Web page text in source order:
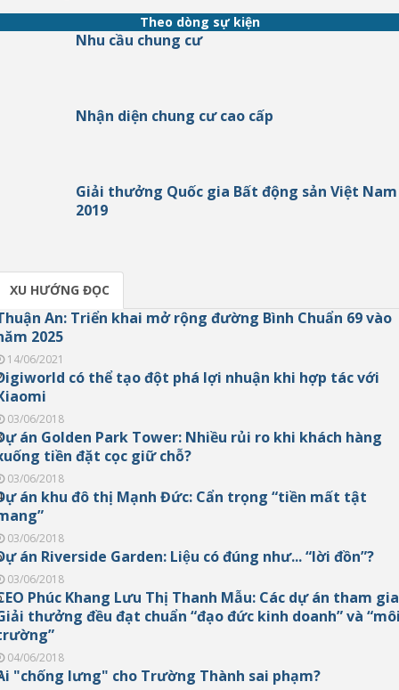
Theo dòng sự kiện
Nhu cầu chung cư
Nhận diện chung cư cao cấp
Giải thưởng Quốc gia Bất động sản Việt Nam
2019
XU HƯỚNG ĐỌC
An: Triển khai mở rộng đường Bình Chuẩn 69 vào
2025
14/06/2021
có thể tạo đột phá lợi nhuận khi hợp tác với
03/06/2018
án Golden Park Tower: Nhiều rủi ro khi khách hàng
tiền đặt cọc giữ chỗ?
03/06/2018
án khu đô thị Mạnh Đức: Cẩn trọng “tiền mất tật
03/06/2018
án Riverside Garden: Liệu có đúng như... “lời đồn”?
03/06/2018
Phúc Khang Lưu Thị Thanh Mẫu: Các dự án tham gia
thưởng đều đạt chuẩn “đạo đức kinh doanh” và
04/06/2018
"chống lưng" cho Trường Thành sai phạm?